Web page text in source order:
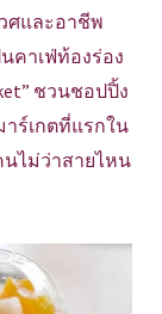
วศและอาชีพ
คาเฟ่ท้องร่อง
ชวนชอปปิ้ง
ร์เกตที่แรกใน
ไม่ว่าสายไหน